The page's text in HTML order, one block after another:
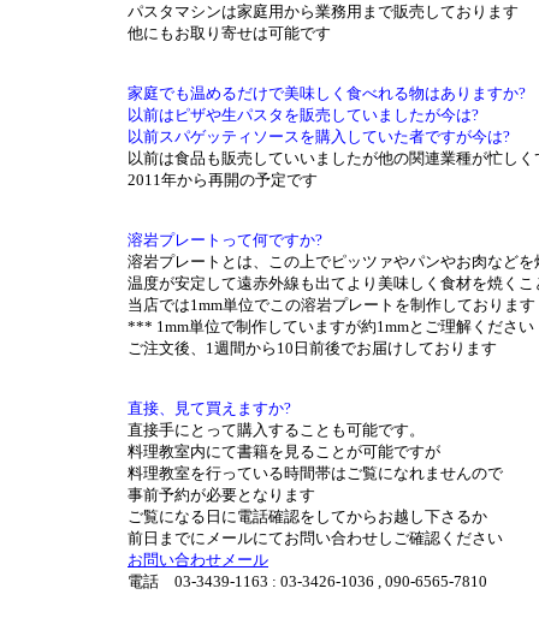
パスタマシンは家庭用から業務用まで販売しております
他にもお取り寄せは可能です
家庭でも温めるだけで美味しく食べれる物はありますか?
以前はピザや生パスタを販売していましたが今は?
以前スパゲッティソースを購入していた者ですが今は?
以前は食品も販売していいましたが他の関連業種が忙し
2011年から再開の予定です
溶岩プレートって何ですか?
溶岩プレートとは、この上でピッツァやパンやお肉など
温度が安定して遠赤外線も出てより美味しく食材を焼くこ
当店では1mm単位でこの溶岩プレートを制作しております
*** 1mm単位で制作していますが約1mmとご理解ください
ご注文後、1週間から10日前後でお届けしております
直接、見て買えますか?
直接手にとって購入することも可能です。
料理教室内にて書籍を見ることが可能ですが
料理教室を行っている時間帯はご覧になれませんので
事前予約が必要となります
ご覧になる日に電話確認をしてからお越し下さるか
前日までにメールにてお問い合わせしご確認ください
お問い合わせメール
電話 03-3439-1163 : 03-3426-1036 , 090-6565-7810